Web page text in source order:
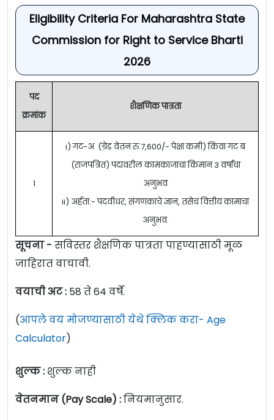
Eligibility Criteria For Maharashtra State
Commission for Right to Service Bharti
2026
पद
क्रमांक
शैक्षणिक पात्रता
1
i) गट-अ (ग्रेड वेतन रु.7,600/- पेक्षा कमी) किंवा गट ब
(राजपत्रित) पदावरील कामकाजाचा किमान 3 वर्षांचा
अनुभव
ii) अर्हता:- पदवीधर, संगणकाचे ज्ञान, तसेच वित्तीय कामाचा
अनुभव.
सूचना - सविस्तर शैक्षणिक पात्रता पाहण्यासाठी मूळ
जाहिरात वाचावी.
वयाची अट : 58 ते 64 वर्षे.
(आपले वय मोजण्यासाठी येथे क्लिक करा- Age
Calculator)
शुल्क : शुल्क नाही
वेतनमान (Pay Scale) :नियमानुसार.